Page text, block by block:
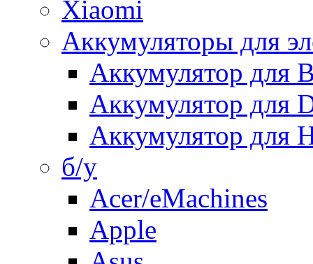
Xiaomi
Аккумуляторы для
Аккумулятор для
Аккумулятор для
Аккумулятор для
б/у
Acer/eMachines
Apple